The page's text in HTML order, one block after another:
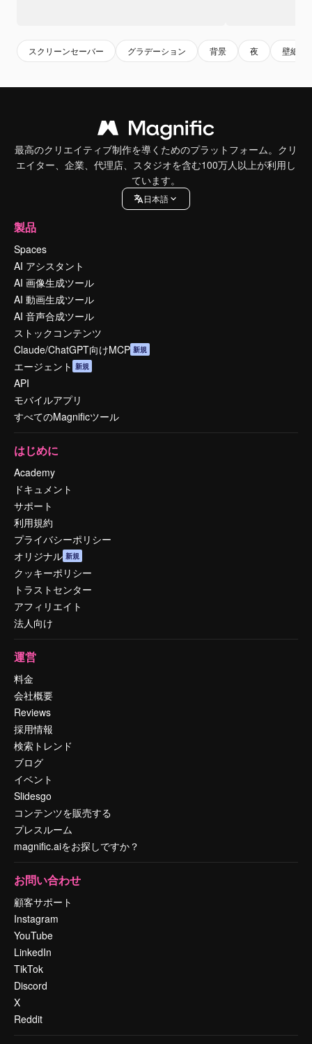
スクリーンセーバー グラデーション 背景 夜 壁紙
最高のクリエイティブ制作を導くためのプラットフォーム。クリ
エイター、企業、代理店、スタジオを含む100万人以上が利用し
ています。
日本語
製品
Spaces
AI アシスタント
AI 画像生成ツール
AI 動画生成ツール
AI 音声合成ツール
ストックコンテンツ
Claude/ChatGPT向けMCP 新規
エージェント 新規
API
モバイルアプリ
すべてのMagnificツール
はじめに
Academy
ドキュメント
サポート
利用規約
プライバシーポリシー
オリジナル 新規
クッキーポリシー
トラストセンター
アフィリエイト
法人向け
運営
料金
会社概要
Reviews
採用情報
検索トレンド
ブログ
イベント
Slidesgo
コンテンツを販売する
プレスルーム
magnific.aiをお探しですか？
お問い合わせ
顧客サポート
Instagram
YouTube
LinkedIn
TikTok
Discord
X
Reddit